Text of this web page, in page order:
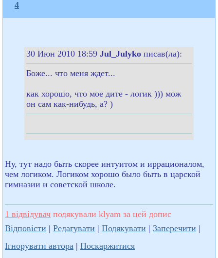
4
30 Июн 2010 18:59 Jul_Julyko писав(ла):
Боже... что меня ждет...
как хорошо, что мое дите - логик ))) мож
он сам как-нибудь, а? )
Ну, тут надо быть скорее интуитом и иррационалом,
чем логиком. Логиком хорошо было быть в царской
гимназии и советской школе.
1 відвідувач подякували klyam за цей допис
Відповісти | Редагувати | Подякувати | Заперечити |
Ігнорувати автора | Поскаржитися